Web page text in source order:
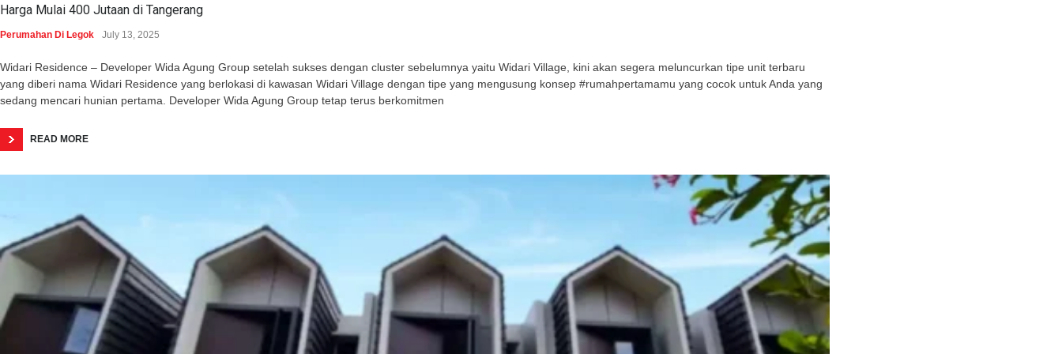
Harga Mulai 400 Jutaan di Tangerang
Perumahan Di Legok July 13, 2025
Widari Residence – Developer Wida Agung Group setelah sukses dengan cluster sebelumnya yaitu Widari Village, kini akan segera meluncurkan tipe unit terbaru
yang diberi nama Widari Residence yang berlokasi di kawasan Widari Village dengan tipe yang mengusung konsep #rumahpertamamu yang cocok untuk Anda yang
sedang mencari hunian pertama. Developer Wida Agung Group tetap terus berkomitmen
READ MORE